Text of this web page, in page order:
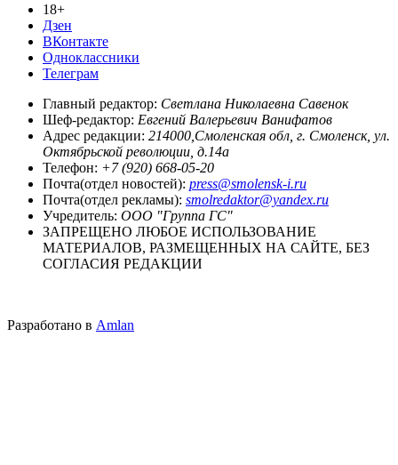
18+
Дзен
ВКонтакте
Одноклассники
Телеграм
Главный редактор: Светлана Николаевна Савенок
Шеф-редактор: Евгений Валерьевич Ванифатов
Адрес редакции: 214000,Смоленская обл, г. Смоленск, ул.
Октябрьской революции, д.14а
Телефон: +7 (920) 668-05-20
Почта(отдел новостей): press@smolensk-i.ru
Почта(отдел рекламы): smolredaktor@yandex.ru
Учредитель: ООО "Группа ГС"
ЗАПРЕЩЕНО ЛЮБОЕ ИСПОЛЬЗОВАНИЕ
МАТЕРИАЛОВ, РАЗМЕЩЕННЫХ НА САЙТЕ, БЕЗ
СОГЛАСИЯ РЕДАКЦИИ
Разработано в Amlan